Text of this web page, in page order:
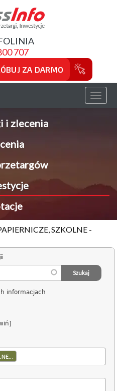
707
ZA DARMO
Toggle
i zlecenia
SZKOLNE -
informacjach